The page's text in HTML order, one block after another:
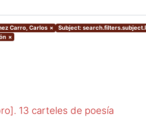
Carro, Carlos × Subject:
×
13 carteles de poesía